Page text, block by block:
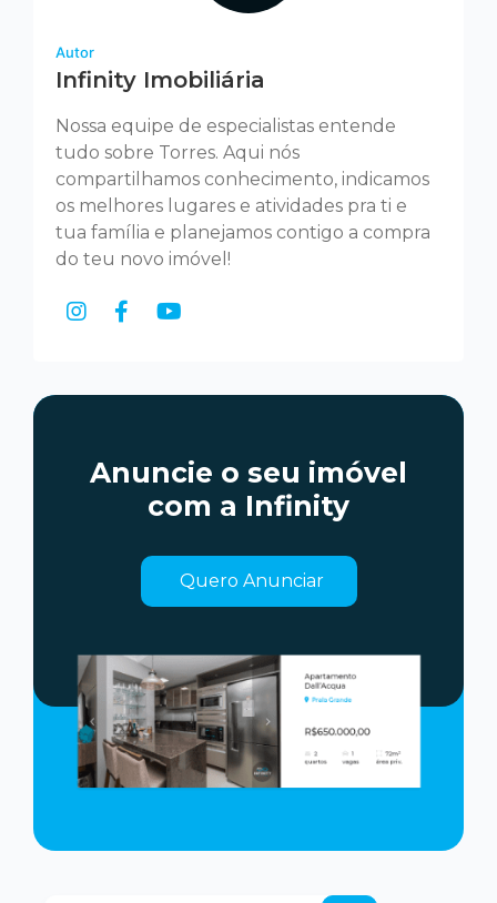
Autor
Infinity Imobiliária
Nossa equipe de especialistas entende
tudo sobre Torres. Aqui nós
compartilhamos conhecimento, indicamos
os melhores lugares e atividades pra ti e
tua família e planejamos contigo a compra
do teu novo imóvel!
Anuncie o seu imóvel
com a Infinity
Quero Anunciar